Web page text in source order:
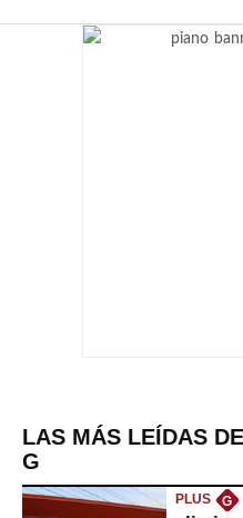
LAS MÁS LEÍDAS
G
PLUS G